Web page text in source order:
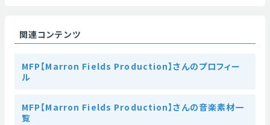
関連コンテンツ
MFP【Marron Fields Production】さんのプロフィー
ル
MFP【Marron Fields Production】さんの音楽素材一
覧